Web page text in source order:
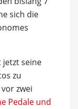
sich die
jetzt seine
zu
zwei
Pedale und